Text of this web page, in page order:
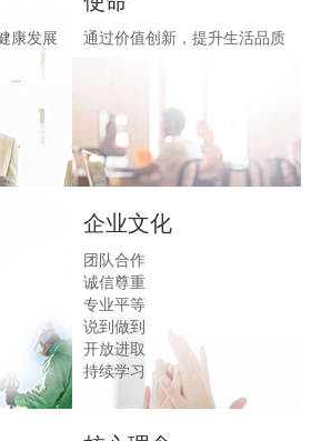
康发展
通过价值创新，提升生活品质
企业文化
团队合作
诚信尊重
专业平等
说到做到
开放进取
持续学习